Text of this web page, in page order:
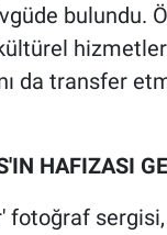
bulundu.
da transfer
HAFIZASI
fotoğraf